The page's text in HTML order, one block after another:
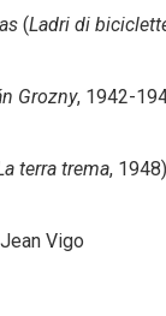
(Ladri di
Grozny, 1942-
terra trema,
Vigo